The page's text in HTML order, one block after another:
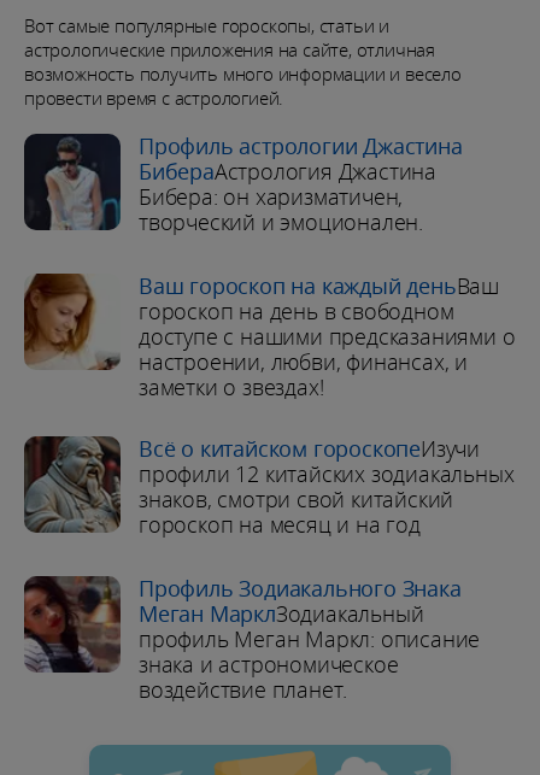
Вот самые популярные гороскопы, статьи и
астрологические приложения на сайте, отличная
возможность получить много информации и весело
провести время с астрологией.
Профиль астрологии Джастина
БибераАстрология Джастина
Бибера: он харизматичен,
творческий и эмоционален.
Ваш гороскоп на каждый деньВаш
гороскоп на день в свободном
доступе с нашими предсказаниями о
настроении, любви, финансах, и
заметки о звездах!
Всё о китайском гороскопеИзучи
профили 12 китайских зодиакальных
знаков, смотри свой китайский
гороскоп на месяц и на год
Профиль Зодиакального Знака
Меган МарклЗодиакальный
профиль Меган Маркл: описание
знака и астрономическое
воздействие планет.